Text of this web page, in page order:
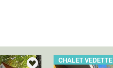
CHALET VEDETTE